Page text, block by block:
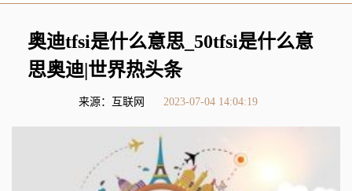
奥迪tfsi是什么意思_50tfsi是什么意
思奥迪|世界热头条
来源：互联网 2023-07-04 14:04:19